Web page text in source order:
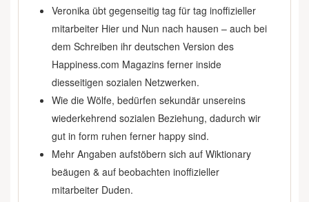
Veronika übt gegenseitig tag für tag inoffizieller
mitarbeiter Hier und Nun nach hausen – auch bei
dem Schreiben ihr deutschen Version des
Happiness.com Magazins ferner inside
diesseitigen sozialen Netzwerken.
Wie die Wölfe, bedürfen sekundär unsereins
wiederkehrend sozialen Beziehung, dadurch wir
gut in form ruhen ferner happy sind.
Mehr Angaben aufstöbern sich auf Wiktionary
beäugen & auf beobachten inoffizieller
mitarbeiter Duden.